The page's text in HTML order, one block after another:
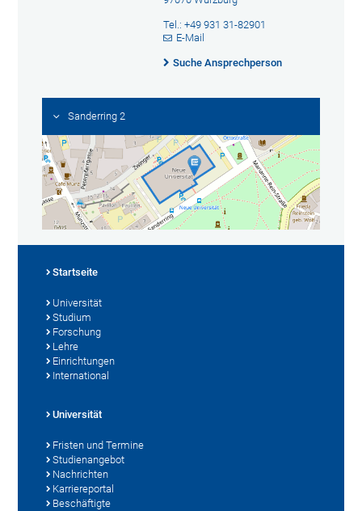
Tel.: +49 931 31-82901
E-Mail
Suche Ansprechperson
Sanderring 2
Startseite
Universität
Studium
Forschung
Lehre
Einrichtungen
International
Universität
Fristen und Termine
Studienangebot
Nachrichten
Karriereportal
Beschäftigte